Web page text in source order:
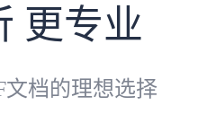
更专业
文档的理想选择